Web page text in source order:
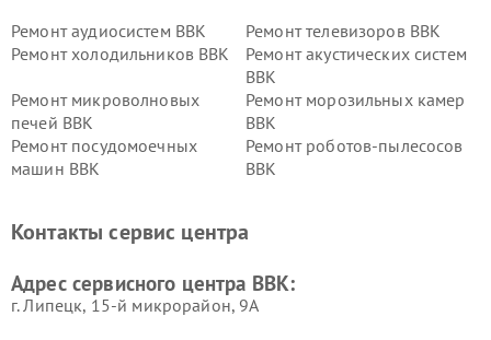
Ремонт аудиосистем BBK
Ремонт телевизоров BBK
Ремонт холодильников BBK
Ремонт акустических систем
BBK
Ремонт микроволновых
печей BBK
Ремонт морозильных камер
BBK
Ремонт посудомоечных
машин BBK
Ремонт роботов-пылесосов
BBK
Ремонт винных шкафов BBK
Контакты сервис центра
Адрес сервисного центра BBK:
г. Липецк, 15-й микрорайон, 9А